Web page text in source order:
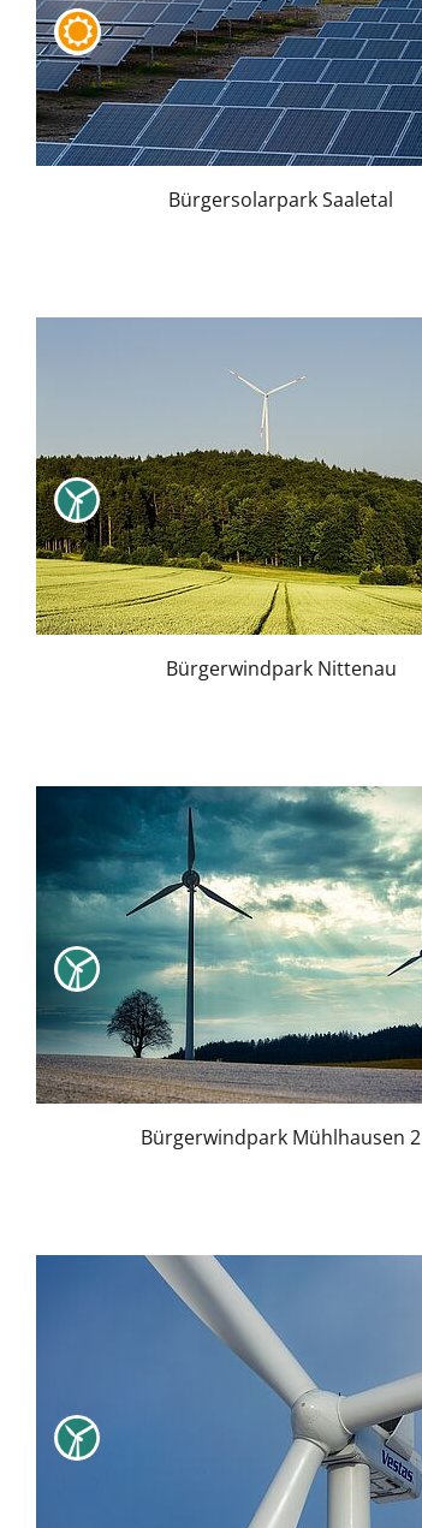
Bürgersolarpark Saaletal
Bürgerwindpark Nittenau
Bürgerwindpark Mühlhausen 2